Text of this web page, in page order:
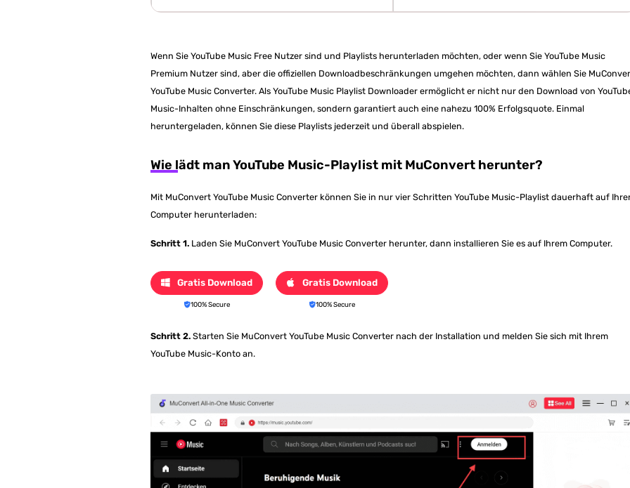
Wenn Sie YouTube Music Free Nutzer sind und Playlists herunterladen möchten, oder wenn Sie YouTube Music
Premium Nutzer sind, aber die offiziellen Downloadbeschränkungen umgehen möchten, dann wählen Sie
YouTube Music Converter. Als YouTube Music Playlist Downloader ermöglicht er nicht nur den Download von
Music-Inhalten ohne Einschränkungen, sondern garantiert auch eine nahezu 100% Erfolgsquote. Einmal
heruntergeladen, können Sie diese Playlists jederzeit und überall abspielen.
Wie lädt man YouTube Music-Playlist mit MuConvert herunter?
Mit MuConvert YouTube Music Converter können Sie in nur vier Schritten YouTube Music-Playlist dauerhaft auf
Computer herunterladen:
Schritt 1. Laden Sie MuConvert YouTube Music Converter herunter, dann installieren Sie es auf Ihrem Computer.
Gratis Download
100% Secure
Gratis Download
100% Secure
Schritt 2. Starten Sie MuConvert YouTube Music Converter nach der Installation und melden Sie sich mit Ihrem
YouTube Music-Konto an.